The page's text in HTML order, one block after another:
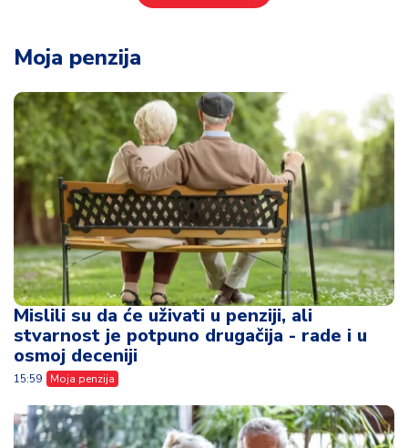
Moja penzija
Mislili su da će uživati u penziji, ali
stvarnost je potpuno drugačija - rade i u
osmoj deceniji
15:59 Moja penzija